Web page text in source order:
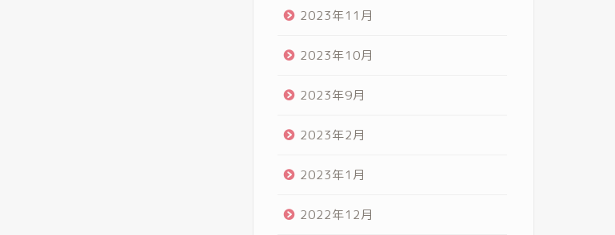
2023年11月
2023年10月
2023年9月
2023年2月
2023年1月
2022年12月